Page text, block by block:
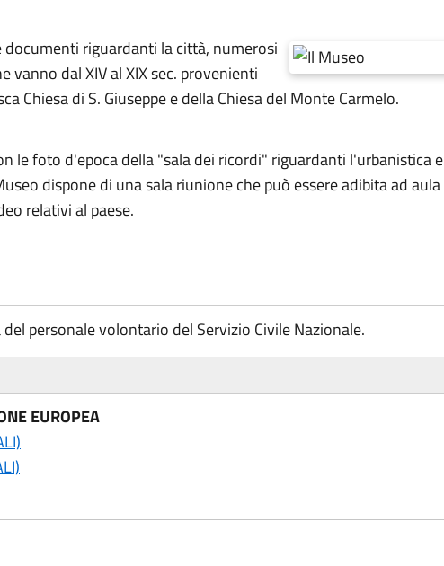
riguardanti la città, numerosi
dal XIV al XIX sec. provenienti
Chiesa di S. Giuseppe e della Chiesa del Monte Carmelo.
le foto d'epoca della "sala dei ricordi" riguardanti l'urbanistica e
dispone di una sala riunione che può essere adibita ad aula
relativi al paese.
personale volontario del Servizio Civile Nazionale.
EUROPEA